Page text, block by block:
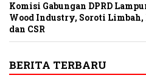
Komisi Gabungan DPRD
Wood Industry, Soroti Limbah,
dan CSR
BERITA TERBARU